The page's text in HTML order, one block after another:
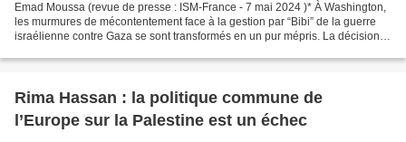
Emad Moussa (revue de presse : ISM-France - 7 mai 2024 )* À Washington,
les murmures de mécontentement face à la gestion par “Bibi” de la guerre
israélienne contre Gaza se sont transformés en un pur mépris. La décision
Rima Hassan : la politique commune de
l’Europe sur la Palestine est un échec